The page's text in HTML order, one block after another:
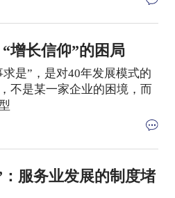
增长信仰”的困局
是”，是对40年发展模式的
不是某一家企业的困境，而
服务业发展的制度堵